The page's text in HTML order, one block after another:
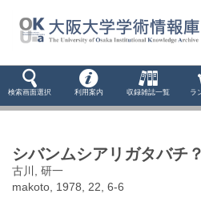
検索画面選択 利用案内 収録雑誌一覧 ラ
シバンムシアリガタバチ
古川, 研一
makoto, 1978, 22, 6-6